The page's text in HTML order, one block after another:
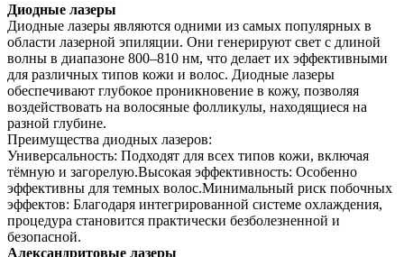
Диодные лазеры
Диодные лазеры являются одними из самых популярных в
области лазерной эпиляции. Они генерируют свет с длиной
волны в диапазоне 800–810 нм, что делает их эффективными
для различных типов кожи и волос. Диодные лазеры
обеспечивают глубокое проникновение в кожу, позволяя
воздействовать на волосяные фолликулы, находящиеся на
разной глубине.
Преимущества диодных лазеров:
Универсальность: Подходят для всех типов кожи, включая
тёмную и загорелую.Высокая эффективность: Особенно
эффективны для темных волос.Минимальный риск побочных
эффектов: Благодаря интегрированной системе охлаждения,
процедура становится практически безболезненной и
безопасной.
Александритовые лазеры